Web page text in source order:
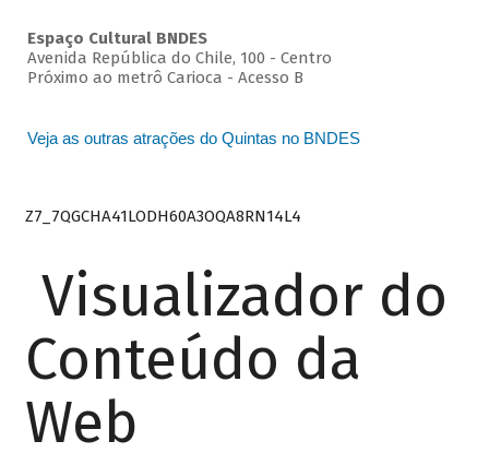
Espaço Cultural BNDES
Avenida República do Chile, 100 - Centro
Próximo ao metrô Carioca - Acesso B
Veja as outras atrações do Quintas no BNDES
Z7_7QGCHA41LODH60A3OQA8RN14L4
Visualizador do
Conteúdo da
Web